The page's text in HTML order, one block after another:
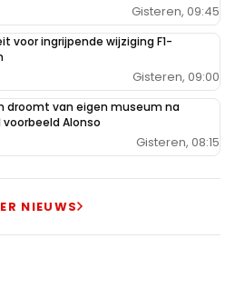
Gisteren, 09:45
voor ingrijpende wijziging F1-
Gisteren, 09:00
droomt van eigen museum na
Alonso
Gisteren, 08:15
NIEUWS